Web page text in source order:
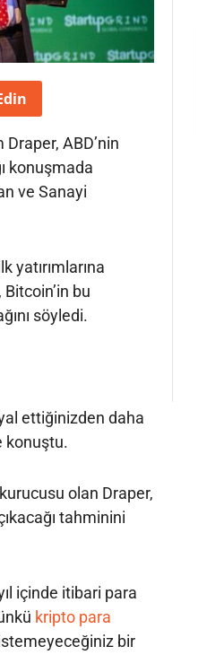
ABD’nin
konuşmada
ve Sanayi
yatırımlarına
bu
söyledi.
ettiğinizden daha
konuştu.
olan Draper,
tahminini
içinde itibari para
kripto para
bir